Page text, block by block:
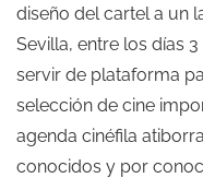
diseño del cartel a un
Sevilla, entre los días
servir de plataforma
selección de cine
agenda cinéfila
conocidos y por